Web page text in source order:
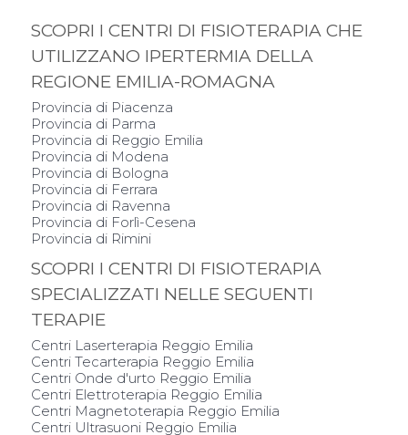
SCOPRI I CENTRI DI FISIOTERAPIA CHE
UTILIZZANO IPERTERMIA DELLA
REGIONE EMILIA-ROMAGNA
Provincia di Piacenza
Provincia di Parma
Provincia di Reggio Emilia
Provincia di Modena
Provincia di Bologna
Provincia di Ferrara
Provincia di Ravenna
Provincia di Forlì-Cesena
Provincia di Rimini
SCOPRI I CENTRI DI FISIOTERAPIA
SPECIALIZZATI NELLE SEGUENTI
TERAPIE
Centri Laserterapia Reggio Emilia
Centri Tecarterapia Reggio Emilia
Centri Onde d'urto Reggio Emilia
Centri Elettroterapia Reggio Emilia
Centri Magnetoterapia Reggio Emilia
Centri Ultrasuoni Reggio Emilia